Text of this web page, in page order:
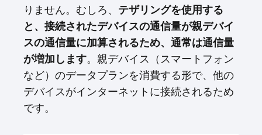
りません。むしろ、 テザリングを使用する
と、接続されたデバイスの通信量が親デバイ
スの通信量に加算されるため、通常は通信量
が増加します。親デバイス（スマートフォン
など）のデータプランを消費する形で、他の
デバイスがインターネットに接続されるため
です。